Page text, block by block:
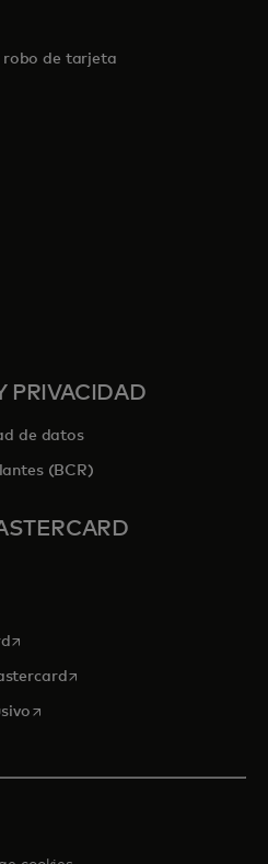
robo de tarjeta
nueva
abre en una pestaña nueva
PRIVACIDAD
de datos
(BCR)
pestaña nueva
en una pestaña nueva
se abre en una pestaña nueva
se abre en una pestaña
se abre en una pestaña nueva